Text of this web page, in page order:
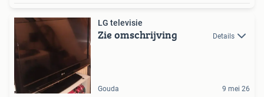
LG televisie
Zie omschrijving Details
Gouda 9 mei 26